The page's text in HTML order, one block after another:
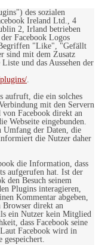
des sozialen
Ireland Ltd., 4
2, Irland betrieben
Facebook Logos
"Like", "Gefällt
sind mit dem Zusatz
und das Aussehen der
.
aufruft, die ein solches
mit den Servern
Facebook direkt an
Webseite eingebunden.
Umfang der Daten, die
die Nutzer daher
die Information, dass
aufgerufen hat. Ist der
den Besuch seinem
Plugins interagieren,
Kommentar abgeben,
Browser direkt an
ein Nutzer kein Mitglied
dass Facebook seine
Facebook wird in
gespeichert.